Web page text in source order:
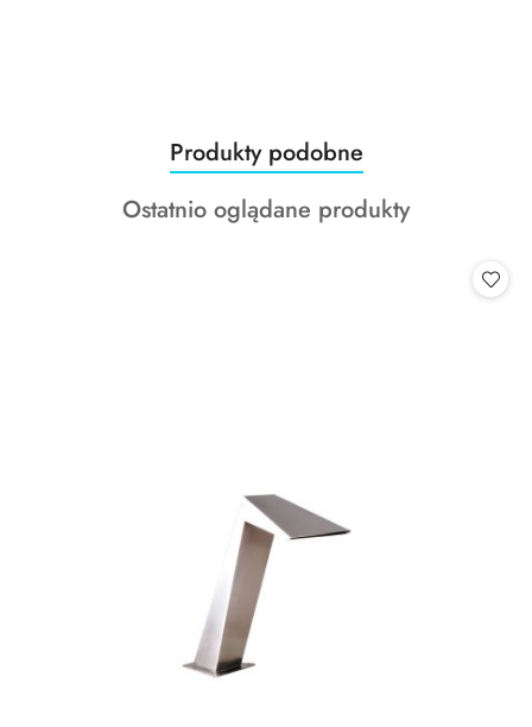
Pomiń karuzelę produktów
Produkty
o
statusie:
Produkty podobne
Produkty
Ostatnio oglądane produkty